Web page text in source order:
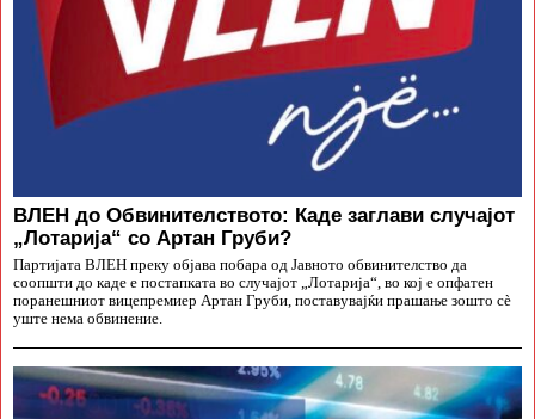
ВЛЕН до Обвинителството: Каде заглави случајот
„Лотарија“ со Артан Груби?
Партијата ВЛЕН преку објава побара од Јавното обвинителство да
соопшти до каде е постапката во случајот „Лотарија“, во кој е опфатен
поранешниот вицепремиер Артан Груби, поставувајќи прашање зошто сè
уште нема обвинение.